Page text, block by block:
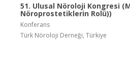
51. Ulusal Nöroloji Kongresi
Nöroprostetiklerin Rolü))
Konferans
Türk Nöroloji Derneği, Türkiye